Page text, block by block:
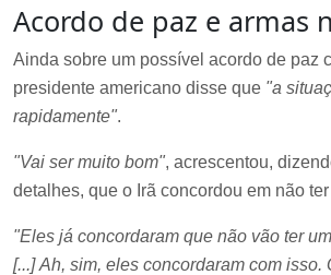
Acordo de paz e armas
Ainda sobre um possível acordo de paz
presidente americano disse que "a
rapidamente".
"Vai ser muito bom", acrescentou,
detalhes, que o Irã concordou em não
"Eles já concordaram que não vão ter
[...] Ah, sim, eles concordaram com isso.